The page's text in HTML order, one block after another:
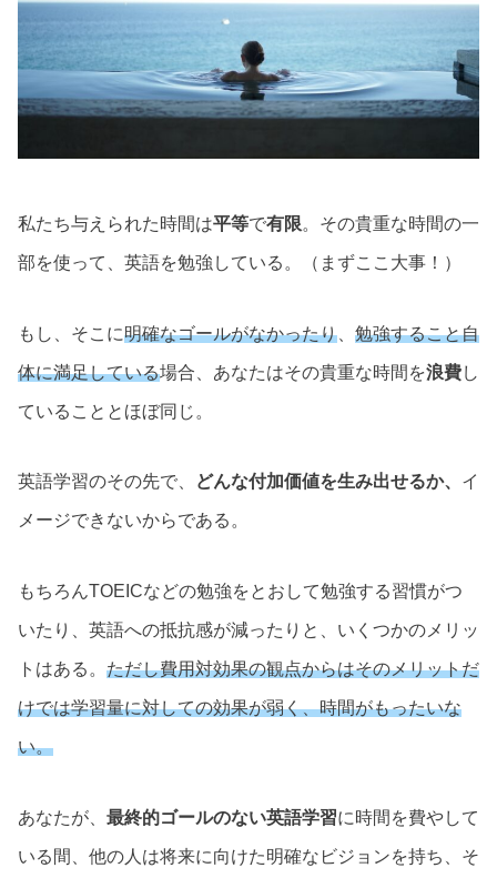
私たち与えられた時間は平等で有限。その貴重な時間の一
部を使って、英語を勉強している。（まずここ大事！）
もし、そこに明確なゴールがなかったり 勉強すること自
体に満足している場合、あなたはその貴重な時間を浪費し
ていることとほぼ同じ。
英語学習のその先で、 どんな付加価値を生み出せるか、 イ
メージできないからである。
もちろんTOEICなどの勉強をとおして勉強する習慣がつ
いたり、英語への抵抗感が減ったりと、いくつかのメリッ
トはある。 ただし費用対効果の観点からはそのメリットだ
けでは学習量に対しての効果が弱く、時間がもったいな
い。
あなたが、 最終的ゴールのない英語学習に時間を費やして
いる間、他の人は将来に向けた明確なビジョンを持ち、そ